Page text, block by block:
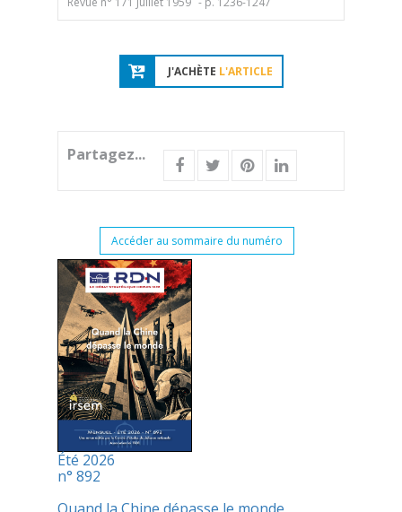
J'ACHÈTE L'ARTICLE
Partagez...
Accéder au sommaire du numéro
Été 2026
n° 892